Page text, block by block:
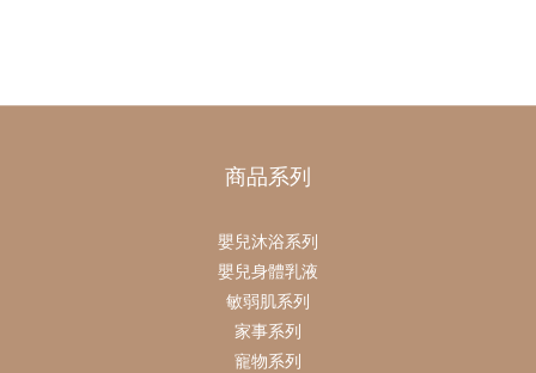
商品系列
嬰兒沐浴系列
嬰兒身體乳液
敏弱肌系列
家事系列
寵物系列